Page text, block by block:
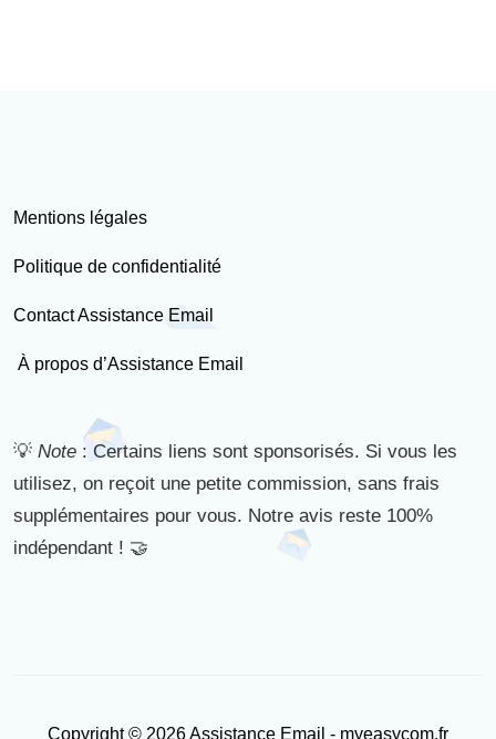
Mentions légales
Politique de confidentialité
Contact Assistance Email
À propos d’Assistance Email
💡 Note : Certains liens sont sponsorisés. Si vous les
utilisez, on reçoit une petite commission, sans frais
supplémentaires pour vous. Notre avis reste 100%
indépendant ! 🤝
Copyright © 2026 Assistance Email - myeasycom.fr